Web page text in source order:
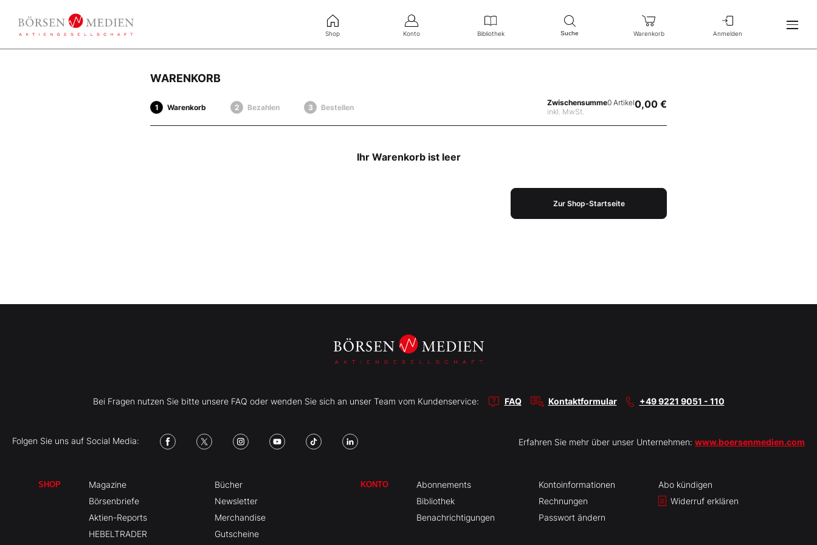
Shop Konto Bibliothek Suche Warenkorb Anmelden
WARENKORB
Warenkorb Bezahlen Bestellen
Zwischensumme
inkl. MwSt.
0 Artikel0,00 €
Ihr Warenkorb ist leer
Zur Shop-Startseite
Bei Fragen nutzen Sie bitte unsere FAQ oder wenden Sie sich an unser Team vom Kundenservice: FAQ Kontaktformular +49 9221 9051 - 110
Folgen Sie uns auf Social Media: Erfahren Sie mehr über unser Unternehmen: www.boersenmedien.com
SHOP
Magazine
Börsenbriefe
Aktien-Reports
HEBELTRADER
Bücher
Newsletter
Merchandise
Gutscheine
KONTO
Abonnements
Bibliothek
Benachrichtigungen
Kontoinformationen
Rechnungen
Passwort ändern
Abo kündigen
Widerruf erklären